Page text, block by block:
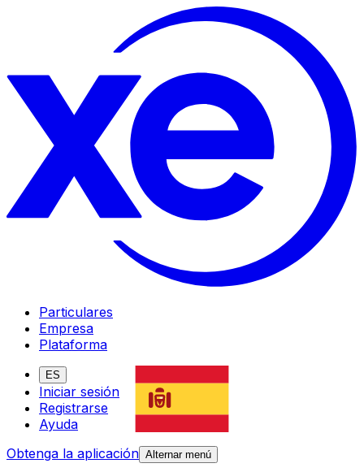
Particulares
Empresa
Plataforma
ES
Iniciar sesión
Registrarse
Ayuda
Obtenga la aplicación Alternar menú